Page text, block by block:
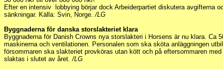
Efter en intensiv lobbying börjar dock Arbeiderpartiet diskutera avgifterna
sänkningar. Källa: Svin, Norge./LG
Byggnaderna för danska storslakteriet klara
Byggnaderna för Danish Crowns nya storslakteri i Horsens är nu klara. Ca
maskinerna och ventilationen. Personalen som ska sköta anläggningen
försommaren ska slakteriet provköras utan kött och på eftersommaren
slaktas i slutet av året./LG